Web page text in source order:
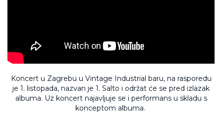
Koncert u Zagrebu u Vintage Industrial baru, na rasporedu
je 1. listopada, nazvan je 1. Salto i održat će se pred izlazak
albuma. Uz koncert najavljuje se i performans u skladu s
konceptom albuma.